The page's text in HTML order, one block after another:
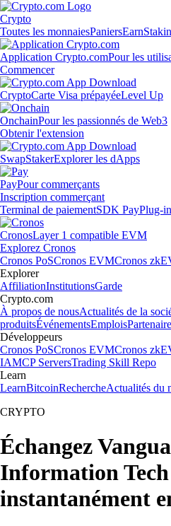
Crypto
Toutes les monnaiesPaniersEarn
Application Crypto.comPour les
Commencer
CryptoCarte Visa prépayéeLevel Up
OnchainPour les passionnés de Web3
Obtenir l'extension
SwapStakerExplorer les dApps
PayPour commerçants
Inscription commerçant
Terminal de paiementSDK PayPlug-
CronosLayer 1 compatible EVM
Explorez Cronos
Cronos PoSCronos EVMCronos
Explorer
AffiliationInstitutionsGarde
Crypto.com
À propos de nousActualités de la
produitsÉvénementsEmplois
Développeurs
Cronos PoSCronos EVMCronos
IAMCP ServersTrading Skill Repo
Learn
LearnBitcoinRechercheActualités du
CRYPTO
Échangez
Information
instantanément